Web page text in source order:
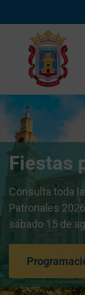
Fiestas
Consulta toda
Patronales
sábado 15 de